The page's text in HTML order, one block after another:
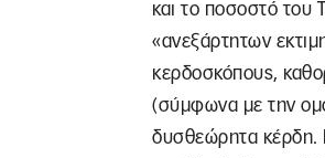
και το ποσοστό του
«ανεξάρτητων
κερδοσκόπους,
(σύμφωνα με την
δυσθεώρητα κέρδη.